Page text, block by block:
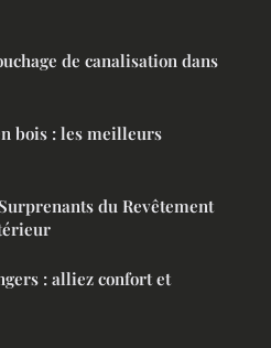
de canalisation dans
bois : les meilleurs
du Revêtement
: alliez confort et